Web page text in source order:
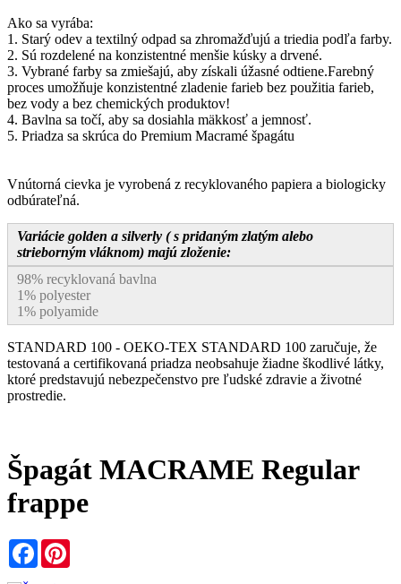
Ako sa vyrába:
1. Starý odev a textilný odpad sa zhromažďujú a triedia podľa farby.
2. Sú rozdelené na konzistentné menšie kúsky a drvené.
3. Vybrané farby sa zmiešajú, aby získali úžasné odtiene.Farebný
proces umožňuje konzistentné zladenie farieb bez použitia farieb,
bez vody a bez chemických produktov!
4. Bavlna sa točí, aby sa dosiahla mäkkosť a jemnosť.
5. Priadza sa skrúca do Premium Macramé špagátu
Vnútorná cievka je vyrobená z recyklovaného papiera a biologicky
odbúrateľná.
Variácie golden a silverly ( s pridaným zlatým alebo
strieborným vláknom) majú zloženie:
98% recyklovaná bavlna
1% polyester
1% polyamide
STANDARD 100 - OEKO-TEX STANDARD 100 zaručuje, že
testovaná a certifikovaná priadza neobsahuje žiadne škodlivé látky,
ktoré predstavujú nebezpečenstvo pre ľudské zdravie a životné
prostredie.
Špagát MACRAME Regular
frappe
Facebook